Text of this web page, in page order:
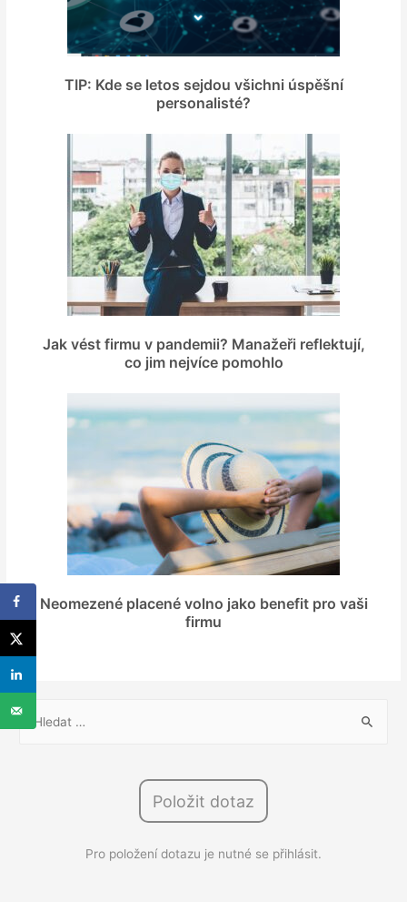
TIP: Kde se letos sejdou všichni úspěšní
personalisté?
Jak vést firmu v pandemii? Manažeři reflektují,
co jim nejvíce pomohlo
Neomezené placené volno jako benefit pro vaši
firmu
V
Položit dotaz
Pro položení dotazu je nutné se přihlásit.